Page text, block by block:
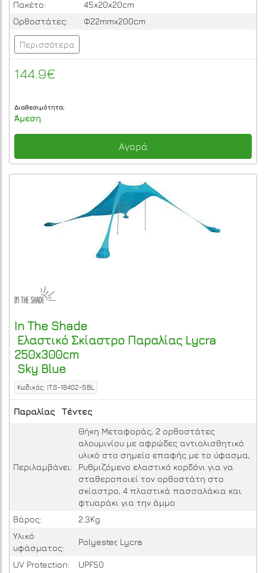
Πακέτο:
45x20x20cm
Ορθοστάτες:
Φ22mmx200cm
Περισσότερα
144.9€
Διαθεσιμότητα:
Άμεση
Αγορά
In The Shade
Ελαστικό Σκίαστρο Παραλίας Lycra
250x300cm
Sky Blue
Κωδικός: ITS-18402-SBL
Παραλίας Τέντες
Περιλαμβάνει:
Θήκη Μεταφοράς, 2 ορθοστάτες
αλουμινίου με αφρώδες αντιολισθητικό
υλικό στο σημείο επαφής με το ύφασμα,
Ρυθμιζόμενο ελαστικό κορδόνι για να
σταθεροποιεί τον ορθοστάτη στο
σκίαστρο, 4 πλαστικά πασσαλάκια και
φτυαράκι για την άμμο
Βάρος:
2.3Kg
Υλικό
υφάσματος:
Polyester, Lycra
UV Protection:
UPF50